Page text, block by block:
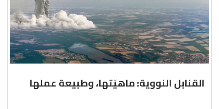
القنابل النووية: ماهيّتها، وطبيعة عملها